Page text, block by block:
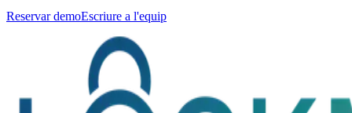
Reservar demoEscriure a l'equip